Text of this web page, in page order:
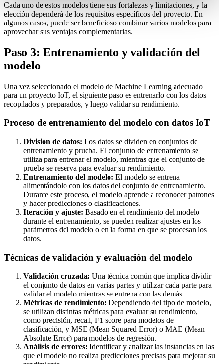
Cada uno de estos modelos tiene sus fortalezas y limitaciones, y la
elección dependerá de los requisitos específicos del proyecto. En
algunos casos, puede ser beneficioso combinar varios modelos para
aprovechar sus ventajas complementarias.
Paso 3: Entrenamiento y validación del
modelo
Una vez seleccionado el modelo de Machine Learning adecuado
para un proyecto IoT, el siguiente paso es entrenarlo con los datos
recopilados y preparados, y luego validar su rendimiento.
Proceso de entrenamiento del modelo con datos IoT
División de datos: Los datos se dividen en conjuntos de
entrenamiento y prueba. El conjunto de entrenamiento se
utiliza para entrenar el modelo, mientras que el conjunto de
prueba se reserva para evaluar su rendimiento.
Entrenamiento del modelo: El modelo se entrena
alimentándolo con los datos del conjunto de entrenamiento.
Durante este proceso, el modelo aprende a reconocer patrones
y hacer predicciones o clasificaciones.
Iteración y ajuste: Basado en el rendimiento del modelo
durante el entrenamiento, se pueden realizar ajustes en los
parámetros del modelo o en la forma en que se procesan los
datos.
Técnicas de validación y evaluación del modelo
Validación cruzada: Una técnica común que implica dividir
el conjunto de datos en varias partes y utilizar cada parte para
validar el modelo mientras se entrena con las demás.
Métricas de rendimiento: Dependiendo del tipo de modelo,
se utilizan distintas métricas para evaluar su rendimiento,
como precisión, recall, F1 score para modelos de
clasificación, y MSE (Mean Squared Error) o MAE (Mean
Absolute Error) para modelos de regresión.
Análisis de errores: Identificar y analizar las instancias en las
que el modelo no realiza predicciones precisas para mejorar su